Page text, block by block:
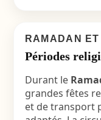
RAMADAN
Périodes
Durant le
grandes fêtes
et de transport